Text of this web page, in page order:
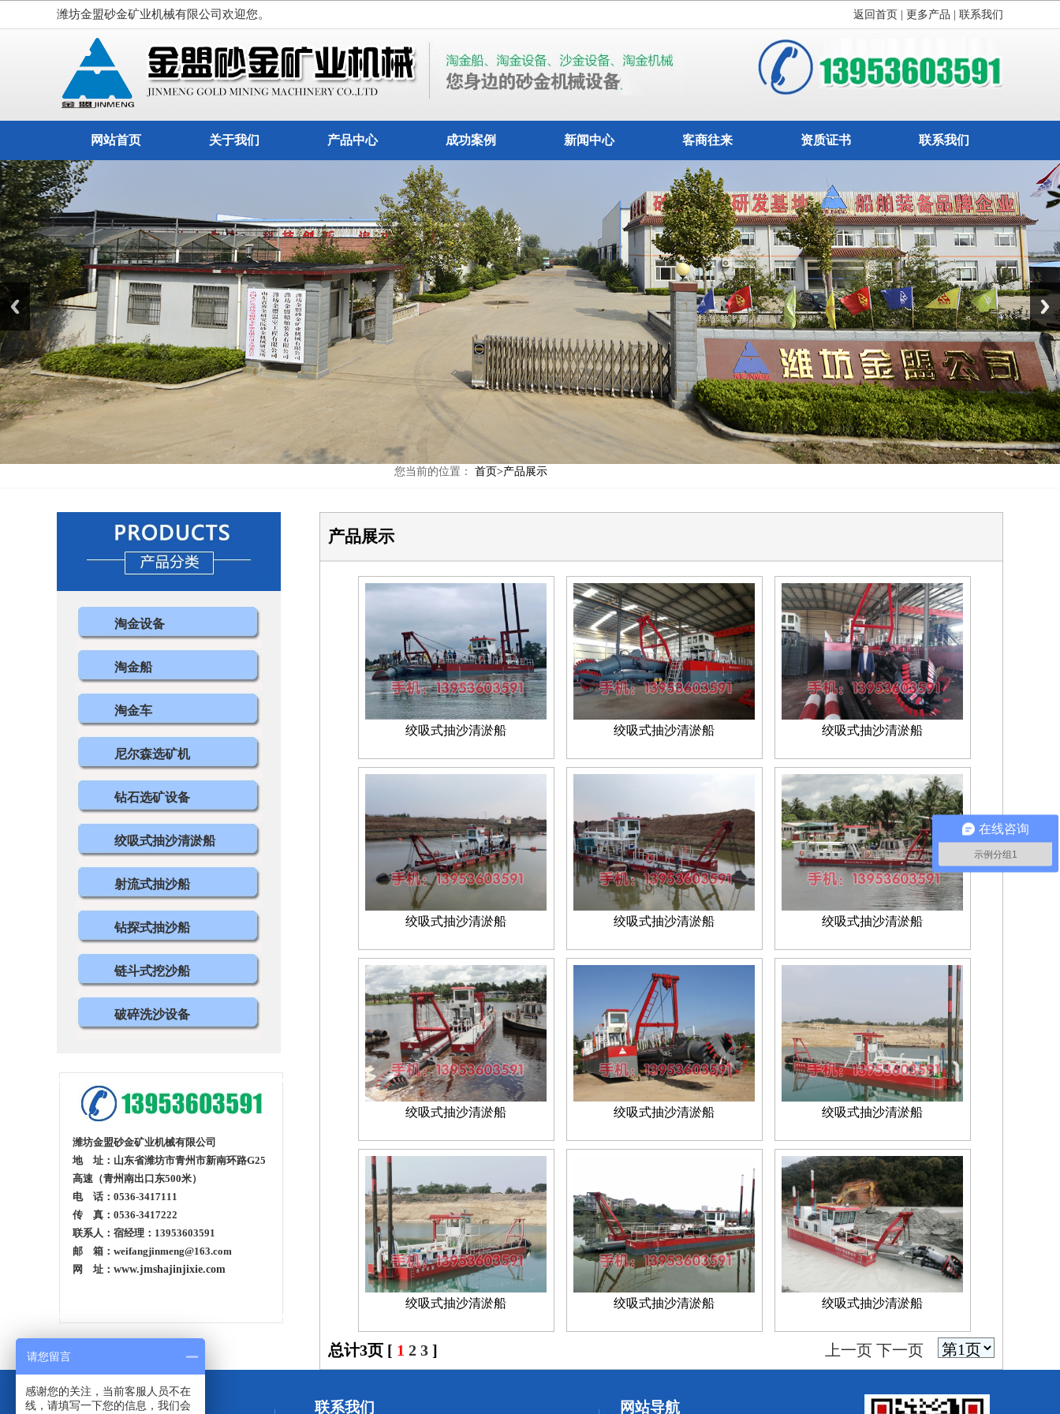
潍坊金盟砂金矿业机械有限公司欢迎您。 返回首页 | 更多产品 联系我们
网站首页 关于我们 产品中心 成功案例 新闻中心 客商往来 资质证书 联系我们
您当前的位置： 首页>产品展示
淘金设备
淘金船
淘金车
尼尔森选矿机
钻石选矿设备
绞吸式抽沙清淤船
射流式抽沙船
钻探式抽沙船
链斗式挖沙船
破碎洗沙设备
潍坊金盟砂金矿业机械有限公司
地 址：山东省潍坊市青州市新南环路G25
高速（青州南出口东500米）
电 话：0536-3417111
传 真：0536-3417222
联系人：宿经理：13953603591
邮 箱：weifangjinmeng@163.com
网 址： www.jmshajinjixie.com
产品展示
绞吸式抽沙清淤船 绞吸式抽沙清淤船 绞吸式抽沙清淤船
绞吸式抽沙清淤船 绞吸式抽沙清淤船 绞吸式抽沙清淤船
绞吸式抽沙清淤船 绞吸式抽沙清淤船 绞吸式抽沙清淤船
绞吸式抽沙清淤船 绞吸式抽沙清淤船 绞吸式抽沙清淤船
总计3页 [ 1 2 3 ] 上一页 下一页
联系我们 网站导航
在线咨询
示例分组1
请您留言
感谢您的关注，当前客服人员不在
线，请填写一下您的信息，我们会